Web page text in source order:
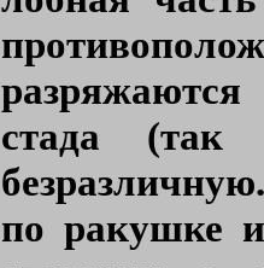
разряжаются
стада (так
по ракушке